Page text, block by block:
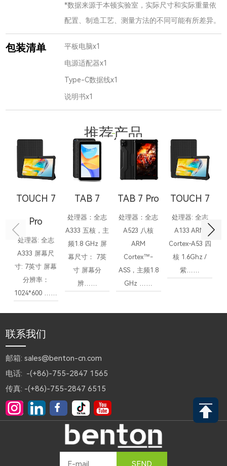
*数据来源于本顿实验室，实际尺寸和实际重量依
配置、制造工艺、测量方法的不同可能有所差异。
包装清单 平板电脑x1
电源适配器x1
Type-C数据线x1
说明书x1
推荐产品
TOUCH 7
Pro
处理器: 全志
A333 屏幕尺
寸: 7英寸 屏幕
分辨率：
1024*600 ……
TAB 7
处理器：全志
A333 五核，主
频1.8 GHz 屏
幕尺寸： 7英
寸 屏幕分
辨……
TAB 7 Pro
处理器：全志
A523 八核
ARM
Cortex™-
ASS，主频1.8
GHz ……
TOUCH 7
处理器: 全志
A133 ARM
Cortex-A53 四
核 1.6Ghz /
紫……
联系我们
邮箱: sales@benton-cn.com
电话: -(+86)-755-2847 1565
传真: -(+86)-755-2847 6515
SEND